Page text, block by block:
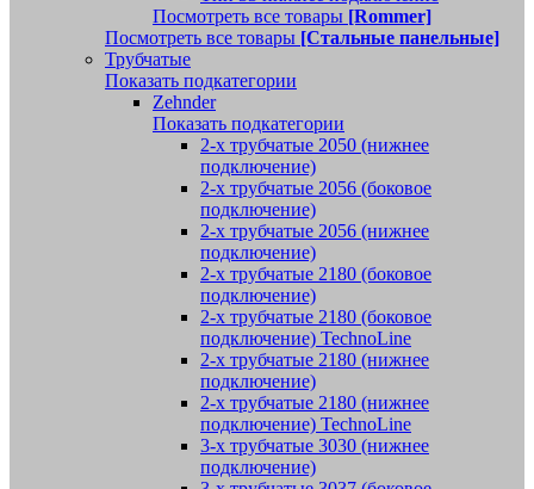
Посмотреть все товары [Rommer]
Посмотреть все товары [Стальные панельные]
Трубчатые
Показать подкатегории
Zehnder
Показать подкатегории
2-х трубчатые 2050 (нижнее
подключение)
2-х трубчатые 2056 (боковое
подключение)
2-х трубчатые 2056 (нижнее
подключение)
2-х трубчатые 2180 (боковое
подключение)
2-х трубчатые 2180 (боковое
подключение) TechnoLine
2-х трубчатые 2180 (нижнее
подключение)
2-х трубчатые 2180 (нижнее
подключение) TechnoLine
3-х трубчатые 3030 (нижнее
подключение)